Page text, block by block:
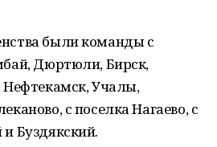
были команды с
Дюртюли, Бирск,
Нефтекамск, Учалы,
с поселка Нагаево, с
Буздякский.